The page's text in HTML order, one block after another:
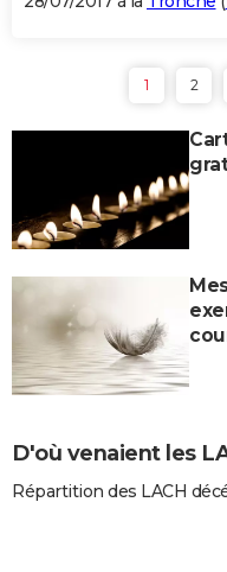
1 2
D'où venaient les
Répartition des LACH